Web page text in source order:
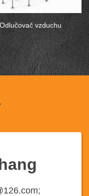
Odlučovač vzduchu